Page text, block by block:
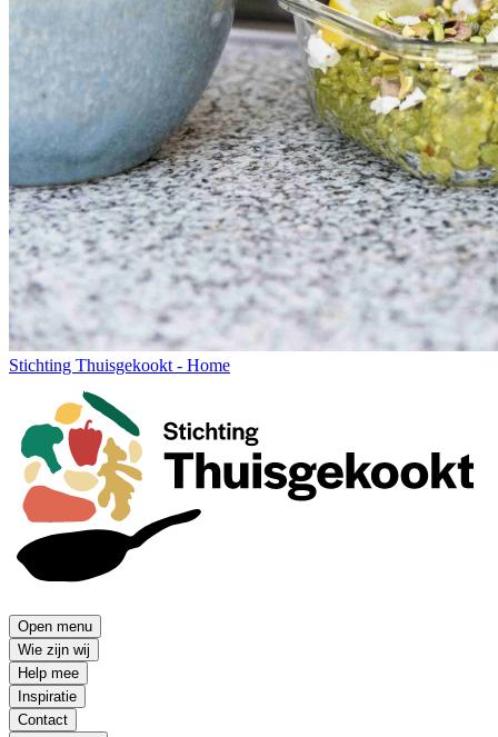
Stichting Thuisgekookt - Home
Open menu
Wie zijn wij
Help mee
Inspiratie
Contact